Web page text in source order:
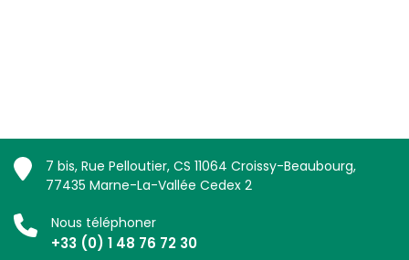
7 bis, Rue Pelloutier, CS 11064 Croissy-Beaubourg,
77435 Marne-La-Vallée Cedex 2
Nous téléphoner
+33 (0) 1 48 76 72 30